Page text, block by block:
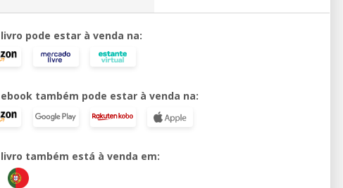
pode estar à venda na:
também pode estar à venda na:
também está à venda em: